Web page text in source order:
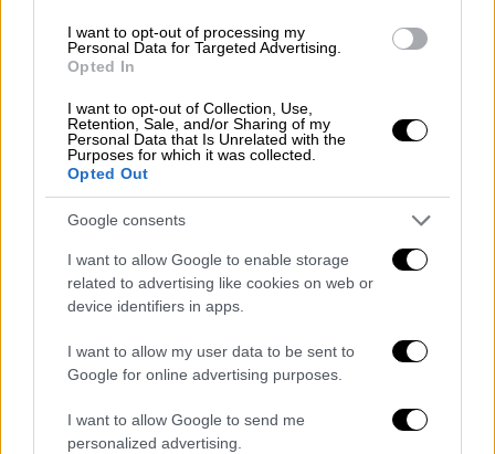
I want to opt-out of processing my
Personal Data for Targeted Advertising.
Opted In
I want to opt-out of Collection, Use,
Retention, Sale, and/or Sharing of my
Personal Data that Is Unrelated with the
Purposes for which it was collected.
Opted Out
Google consents
I want to allow Google to enable storage
related to advertising like cookies on web or
device identifiers in apps.
I want to allow my user data to be sent to
Google for online advertising purposes.
I want to allow Google to send me
personalized advertising.
Ο Ούγγρος ομόλογός τουΒίκτορ Ορμπάν
σημείωσε ότι «οι σκέψεις και οι προσευχές
μου» είναι με τον Ντόναλντ Τραμπ «αυτές τις
σκοτεινές ώρες».
Μελόνι: Παρακολουθώ με τρόμο τις
εξελίξεις
Η Ιταλίδα πρωθυπουργός Τζόρτζια Μελόνι
επεσήμανε ότι «παρακολουθώ με τρόμο» την
κατάσταση στην Πενσιλβάνια και ευχήθηκε
ταχεία ανάρρωση στον Αμερικανό πρώην